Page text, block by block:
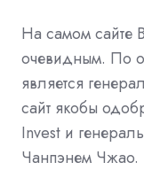
На самом сайте
очевидным. По
является
сайт якобы
Invest и
Чанпэнем Чжао.